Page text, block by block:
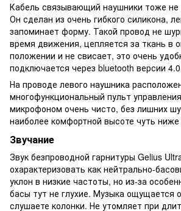
Кабель связывающий наушники тоже
Он сделан из очень гибкого силикона,
запоминает форму. Такой провод не
время движения, цепляется за ткань в
положении и не свисает, это очень
подключается через bluetooth версии
На проводе левого наушника
многофункциональный пульт
микрофоном очень чисто, без лишних
наиболее комфортной высоте чуть
Звучание
Звук безпроводной гарнитуры Gelius
охарактеризовать как нейтрально-
уклон в низкие частоты, но из-за
басы тут не глухие. Музыка ощущается
слушаете колонки. Не утомляет при